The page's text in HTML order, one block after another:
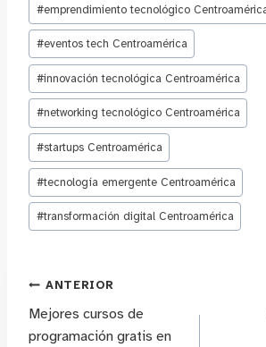
#emprendimiento tecnológico
#eventos tech Centroamérica
#innovación tecnológica Centroamérica
#networking tecnológico Centroamérica
#startups Centroamérica
#tecnología emergente Centroamérica
#transformación digital Centroamérica
Navegación
de
ANTERIOR
Mejores cursos de
programación gratis en